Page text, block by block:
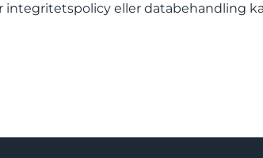
integritetspolicy eller databehandling